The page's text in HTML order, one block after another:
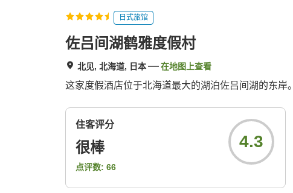
日式旅馆
佐吕间湖鹤雅度假村
北见, 北海道, 日本 在地图上查看
这家度假酒店位于北海道最大的湖泊佐吕间湖的东岸。
住客评分
很棒
点评数: 66
4.3